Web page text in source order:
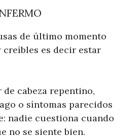
de último momento
creíbles es decir estar
de cabeza repentino,
o síntomas parecidos
nadie cuestiona cuando
no se siente bien.